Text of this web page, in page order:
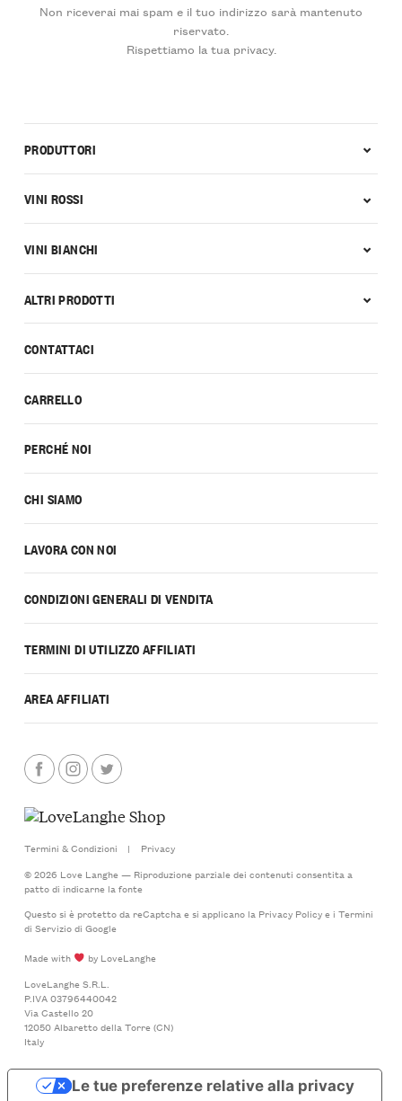
Non riceverai mai spam e il tuo indirizzo sarà mantenuto
riservato.
Rispettiamo la tua privacy.
CONTATTACI
CARRELLO
PERCHÉ NOI
CHI SIAMO
LAVORA CON NOI
CONDIZIONI GENERALI DI VENDITA
TERMINI DI UTILIZZO AFFILIATI
AREA AFFILIATI
PRODUTTORI
VINI ROSSI
VINI BIANCHI
ALTRI PRODOTTI
Termini & Condizioni |
Privacy
© 2026 Love Langhe — Riproduzione parziale dei contenuti consentita a
patto di indicarne la fonte
Questo si è protetto da reCaptcha e si applicano la Privacy Policye i Termini
di Serviziodi Google
Made with
by LoveLanghe
LoveLanghe S.R.L.
P.IVA 03796440042
Via Castello 20
12050 Albaretto della Torre (CN)
Italy
Le tue preferenze relative alla privacy